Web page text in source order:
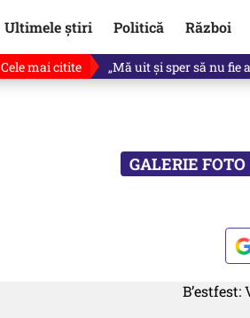
Ultimele știri Politică Război
Cele mai citite Ce se întâmplă cu